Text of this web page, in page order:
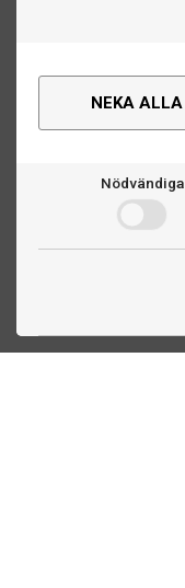
NEKA ALLA
Nödvändiga